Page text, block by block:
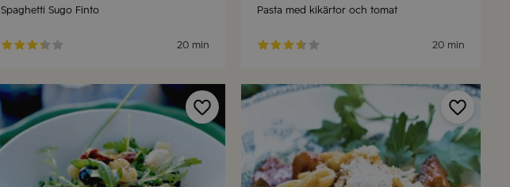
Spaghetti Sugo Finto
20 min
Pasta med kikärtor och tomat
20 min